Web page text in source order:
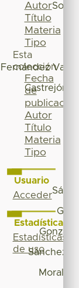
Solís
Fernández
Castrejón
Sánchez
Morales
Autor
Título
Materia
Tipo
Esta
colección
Fecha
de
publicación
Autor
Título
Materia
Tipo
Usuario
Acceder
Estadísticas
Estadísticas
de uso